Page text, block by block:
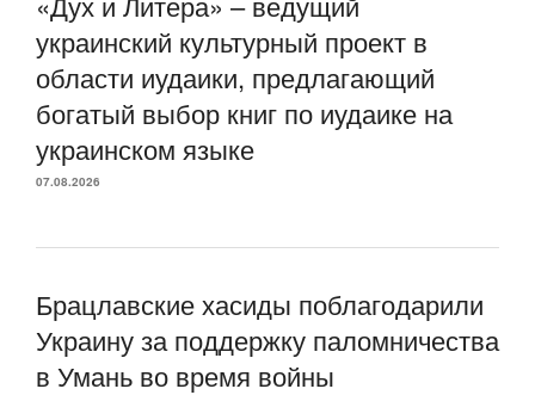
украинский культурный проект в
области иудаики, предлагающий
богатый выбор книг по иудаике на
украинском языке
07.08.2026
Брацлавские хасиды поблагодарили
Украину за поддержку паломничества
в Умань во время войны